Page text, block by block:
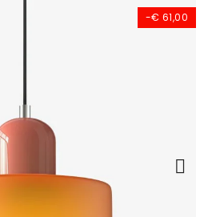
-€ 61,00